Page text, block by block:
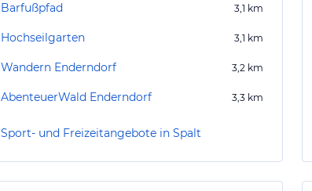
Barfußpfad 3,1 km
Hochseilgarten 3,1 km
Wandern Enderndorf 3,2 km
AbenteuerWald Enderndorf 3,3 km
Sport- und Freizeitangebote in Spalt